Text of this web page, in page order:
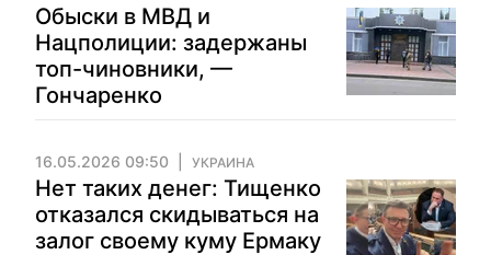
Обыски в МВД и
Нацполиции: задержаны
топ-чиновники, —
Гончаренко
16.05.2026 09:50 УКРАИНА
Нет таких денег: Тищенко
отказался скидываться на
залог своему куму Ермаку